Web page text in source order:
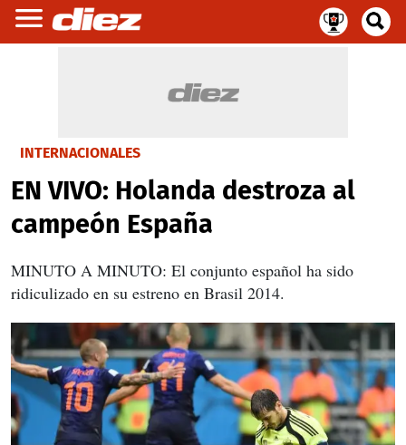
INTERNACIONALES
EN VIVO: Holanda destroza al
campeón España
MINUTO A MINUTO: El conjunto español ha sido
ridiculizado en su estreno en Brasil 2014.